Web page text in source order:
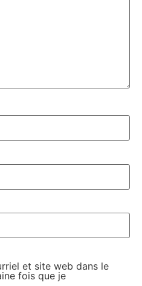
et site web dans le
fois que je